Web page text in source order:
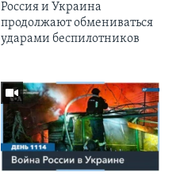
Россия и Украина
продолжают обмениваться
ударами беспилотников